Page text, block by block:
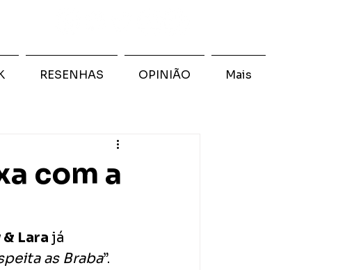
com a
& Lara já
as Braba”.
RESENHAS OPINIÃO Mais